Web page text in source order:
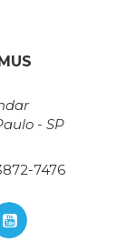
- SP
7476